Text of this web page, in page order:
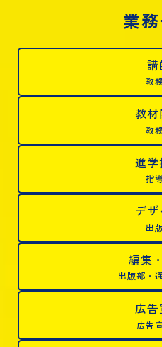
業
講
教
教
教
進
指
デザ
出
編集
出版部・
広
広告